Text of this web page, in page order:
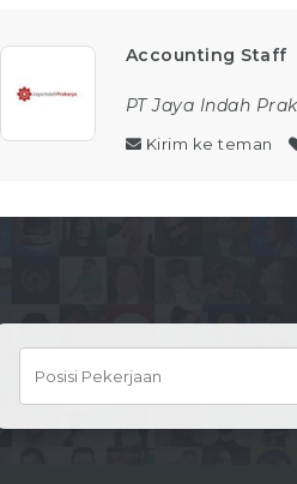
Accounting Staff
PT Jaya Indah
Kirim ke teman